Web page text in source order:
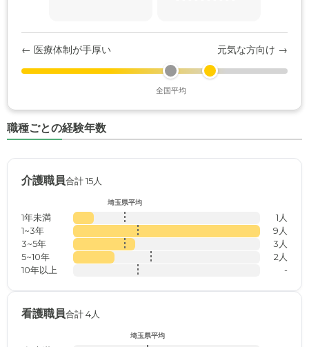
← 医療体制が手厚い 元気な方向け →
全国平均
職種ごとの経験年数
介護職員合計 15人
埼玉県平均
1年未満
1人
1~3年
9人
3~5年
3人
5~10年
2人
10年以上
-
看護職員合計 4人
埼玉県平均